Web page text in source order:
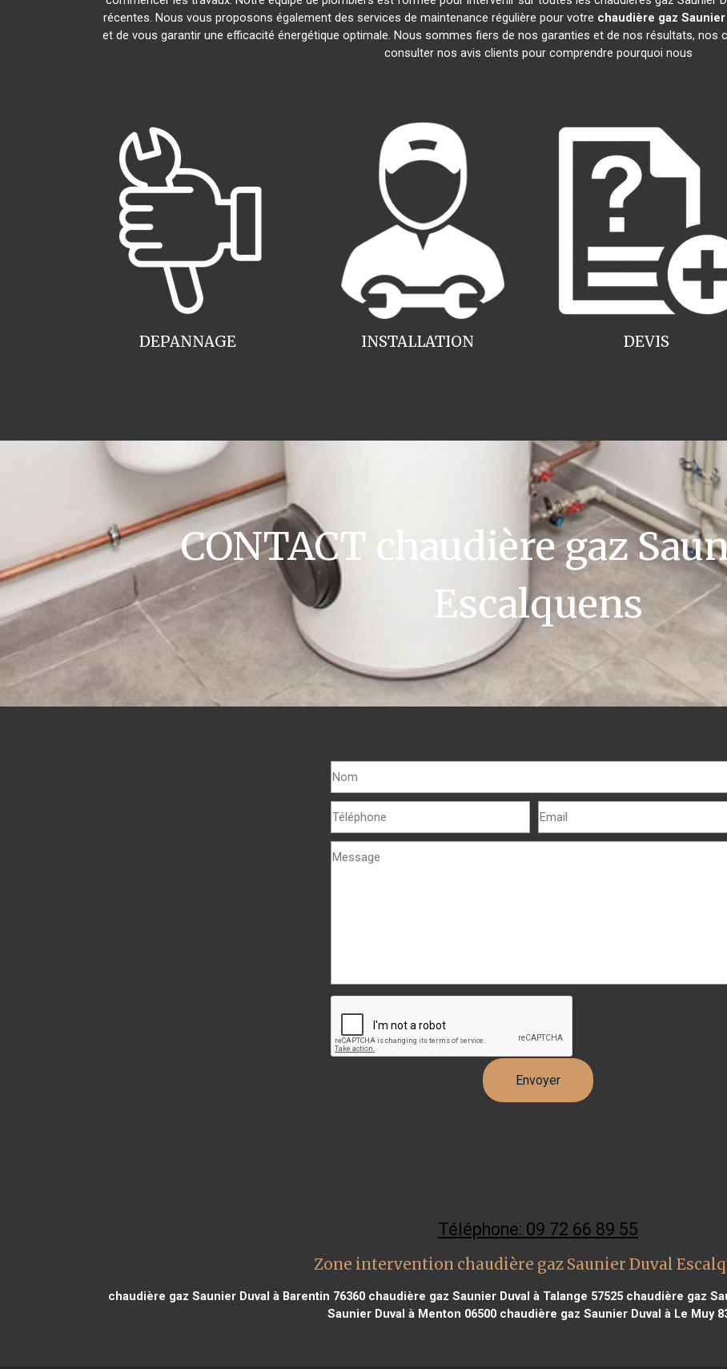
récentes. Nous vous proposons également des services de maintenance régulière pour votre chaudière gaz Saunier
et de vous garantir une efficacité énergétique optimale. Nous sommes fiers de nos garanties et de nos résultats,
consulter nos avis clients pour comprendre pourquoi nous
INSTALLATION
DEPANNAGE DEVIS
CONTACT chaudière gaz
Escalquens
Téléphone: 09 72 66 89 55
Zone intervention chaudière gaz Saunier Duval
chaudière gaz Saunier Duval à Barentin 76360chaudière gaz Saunier Duval à Talange 57525chaudière gaz
Saunier Duval à Menton 06500chaudière gaz Saunier Duval à Le Muy